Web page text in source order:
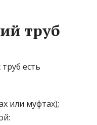
труб
есть
или муфтах);